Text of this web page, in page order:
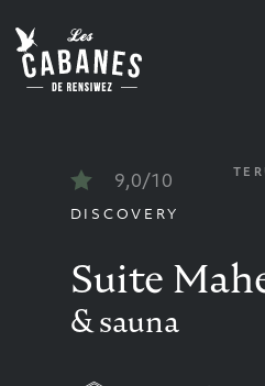
9,0/10
DISCOVERY
Suite
& sauna